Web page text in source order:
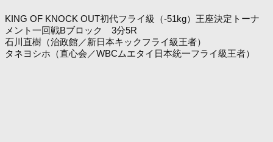
KING OF KNOCK OUT初代フライ級（-51kg）王座決定トーナ
メント一回戦Bブロック 3分5R
石川直樹（治政館／新日本キックフライ級王者）
タネヨシホ（直心会／WBCムエタイ日本統一フライ級王者）